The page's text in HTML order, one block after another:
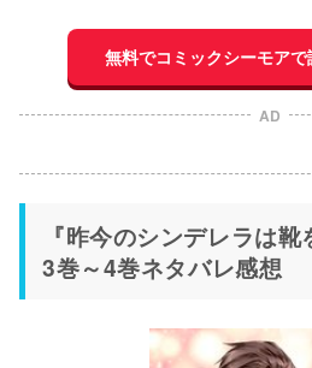
無料でコミックシーモア
AD
『昨今のシンデレラは靴
3巻～4巻ネタバレ感想